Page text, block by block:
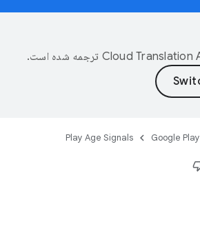
ترجمه شده است.
Google Play
Play Age Signals